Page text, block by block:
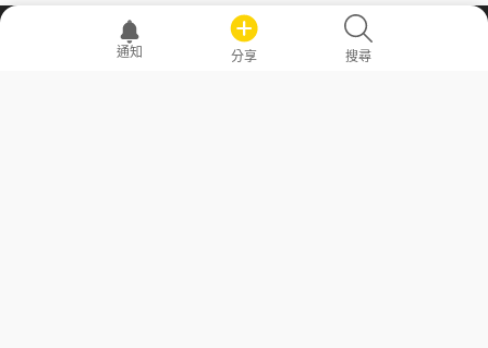
職場透明化運動
通知 分享 搜尋